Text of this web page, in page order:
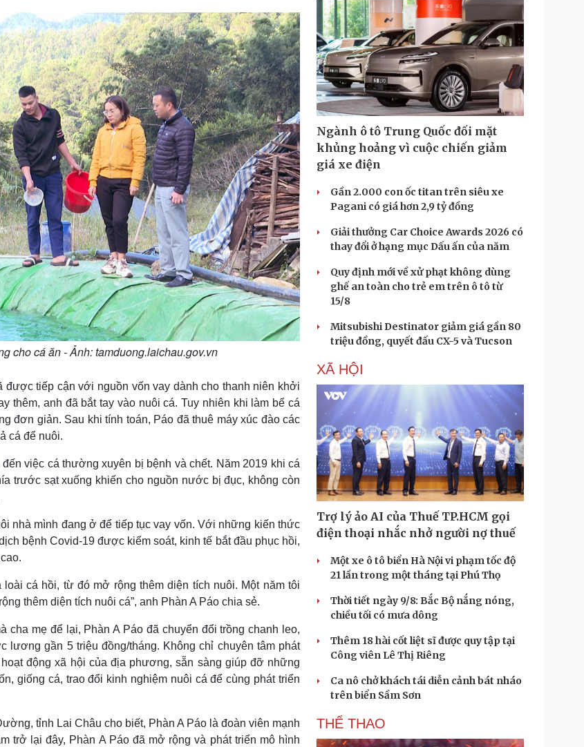
e
cho cá ăn - Ảnh: tamduong.laichau.gov.vn
được tiếp cận với nguồn vốn vay dành cho thanh niên khởi
thêm, anh đã bắt tay vào nuôi cá. Tuy nhiên khi làm bể cá
đơn giản. Sau khi tính toán, Páo đã thuê máy xúc đào các
cá để nuôi.
việc cá thường xuyên bị bệnh và chết. Năm 2019 khi cá
trước sạt xuống khiến cho nguồn nước bị đục, không còn
nhà mình đang ở để tiếp tục vay vốn. Với những kiến thức
bệnh Covid-19 được kiểm soát, kinh tế bắt đầu phục hồi,
cá hồi, từ đó mở rộng thêm diện tích nuôi. Một năm tôi
thêm diện tích nuôi cá”, anh Phàn A Páo chia sẻ.
mẹ để lại, Phàn A Páo đã chuyển đổi trồng chanh leo,
gần 5 triệu đồng/tháng. Không chỉ chuyên tâm phát
động xã hội của địa phương, sẵn sàng giúp đỡ những
giống cá, trao đổi kinh nghiệm nuôi cá để cùng phát triển
tỉnh Lai Châu cho biết, Phàn A Páo là đoàn viên mạnh
trở lại đây, Phàn A Páo đã mở rộng và phát triển mô hình
Ngành ô tô Trung Quốc đối mặt
khủng hoảng vì cuộc chiến giảm
giá xe điện
Gần 2.000 con ốc titan trên siêu xe
Pagani có giá hơn 2,9 tỷ đồng
Giải thưởng Car Choice Awards 2026 có
thay đổi ở hạng mục Dấu ấn của năm
Quy định mới về xử phạt không dùng
ghế an toàn cho trẻ em trên ô tô từ
15/8
Mitsubishi Destinator giảm giá gần 80
triệu đồng, quyết đấu CX-5 và Tucson
XÃ HỘI
Trợ lý ảo AI của Thuế TP.HCM gọi
điện thoại nhắc nhở người nợ thuế
Một xe ô tô biển Hà Nội vi phạm tốc độ
21 lần trong một tháng tại Phú Thọ
Thời tiết ngày 9/8: Bắc Bộ nắng nóng,
chiều tối có mưa dông
Thêm 18 hài cốt liệt sĩ được quy tập tại
Công viên Lê Thị Riêng
Ca nô chở khách tái diễn cảnh bát nháo
trên biển Sầm Sơn
THỂ THAO